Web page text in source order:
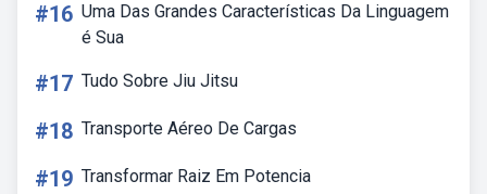
#16 Uma Das Grandes Características Da Linguagem
é Sua
#17 Tudo Sobre Jiu Jitsu
#18 Transporte Aéreo De Cargas
#19 Transformar Raiz Em Potencia